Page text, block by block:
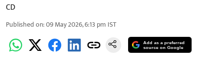
CD
Published on:09 May 2026, 6:13 pm IST
Add as a preferred
source on Google